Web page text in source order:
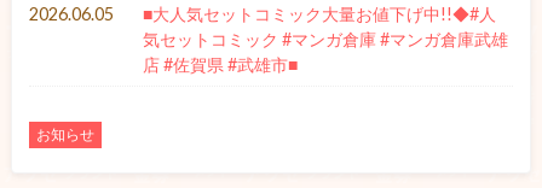
2026.06.05
■大人気セットコミック大量お値下げ中!!◆#人
気セットコミック #マンガ倉庫 #マンガ倉庫武雄
店 #佐賀県 #武雄市■
お知らせ